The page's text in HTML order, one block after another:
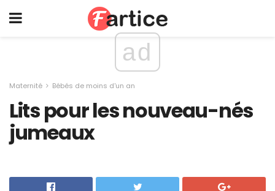
ad
Maternité Bébés de moins d'un an
Lits pour les nouveau-nés
jumeaux